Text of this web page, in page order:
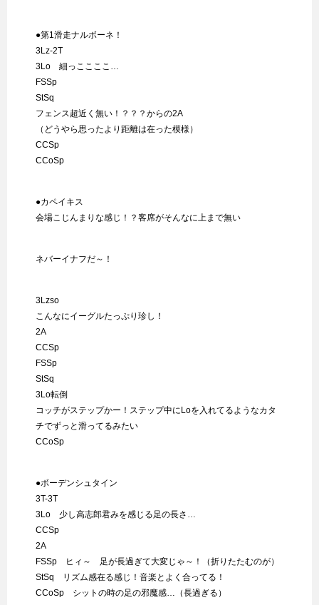
●第1滑走ナルボーネ！
3Lz-2T
3Lo 細っここここ…
FSSp
StSq
フェンス超近く無い！？？？からの2A
（どうやら思ったより距離は在った模様）
CCSp
CCoSp
●カペイキス
会場こじんまりな感じ！？客席がそんなに上まで無い
ネバーイナフだ～！
3Lzso
こんなにイーグルたっぷり珍し！
2A
CCSp
FSSp
StSq
3Lo転倒
コッチがステップかー！ステップ中にLoを入れてるようなカタ
チでずっと滑ってるみたい
CCoSp
●ボーデンシュタイン
3T-3T
3Lo 少し高志郎君みを感じる足の長さ…
CCSp
2A
FSSp ヒィ～ 足が長過ぎて大変じゃ～！（折りたたむのが）
StSq リズム感在る感じ！音楽とよく合ってる！
CCoSp シットの時の足の邪魔感…（長過ぎる）